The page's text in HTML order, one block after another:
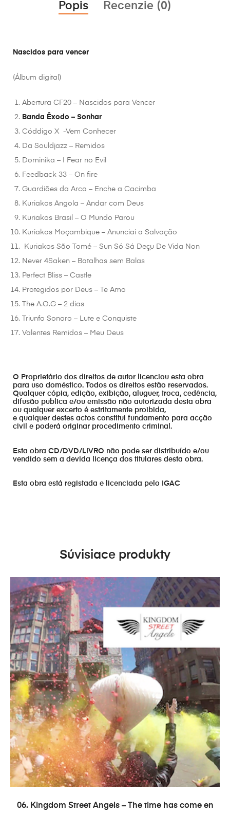
Popis Recenzie (0)
Nascidos para vencer
(Álbum digital)
Abertura CF20 – Nascidos para Vencer
Banda Êxodo – Sonhar
Códdigo X -Vem Conhecer
Da Souldjazz – Remidos
Dominika – I Fear no Evil
Feedback 33 – On fire
Guardiões da Arca – Enche a Cacimba
Kuriakos Angola – Andar com Deus
Kuriakos Brasil – O Mundo Parou
Kuriakos Moçambique – Anunciai a Salvação
Kuriakos São Tomé – Sun Só Sá Deç̧u De Vida Non
Never 4Saken – Batalhas sem Balas
Perfect Bliss – Castle
Protegidos por Deus – Te Amo
The A.O.G – 2 dias
Triunfo Sonoro – Lute e Conquiste
Valentes Remidos – Meu Deus
O Proprietário dos direitos de autor licenciou esta obra
para uso doméstico. Todos os direitos estão reservados.
Qualquer cópia, edição, exibição, aluguer, troca, cedência,
difusão publica e/ou emissão não autorizada desta obra
ou qualquer excerto é estritamente proibida,
e qualquer destes actos constitui fundamento para acção
civil e poderá originar procedimento criminal.
Esta obra CD/DVD/LIVRO não pode ser distribuído e/ou
vendido sem a devida licença dos titulares desta obra.
Esta obra está registada e licenciada pelo IGAC
Súvisiace produkty
PRIDAŤ DO KOŠÍKA
06. Kingdom Street Angels – The time has come en